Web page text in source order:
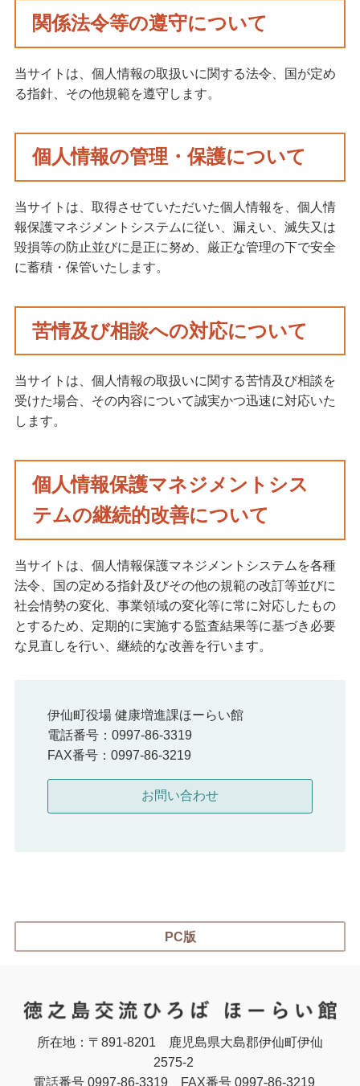
関係法令等の遵守について
当サイトは、個人情報の取扱いに関する法令、国が定め
る指針、その他規範を遵守します。
個人情報の管理・保護について
当サイトは、取得させていただいた個人情報を、個人情
報保護マネジメントシステムに従い、漏えい、滅失又は
毀損等の防止並びに是正に努め、厳正な管理の下で安全
に蓄積・保管いたします。
苦情及び相談への対応について
当サイトは、個人情報の取扱いに関する苦情及び相談を
受けた場合、その内容について誠実かつ迅速に対応いた
します。
個人情報保護マネジメントシス
テムの継続的改善について
当サイトは、個人情報保護マネジメントシステムを各種
法令、国の定める指針及びその他の規範の改訂等並びに
社会情勢の変化、事業領域の変化等に常に対応したもの
とするため、定期的に実施する監査結果等に基づき必要
な見直しを行い、継続的な改善を行います。
伊仙町役場 健康増進課ほーらい館
電話番号：0997-86-3319
FAX番号：0997-86-3219
PC版
所在地：〒891-8201
鹿児島県大島郡伊仙町伊仙
2575-2
電話番号 0997-86-3319
FAX番号 0997-86-3219